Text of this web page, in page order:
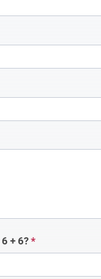
6 + 6? *